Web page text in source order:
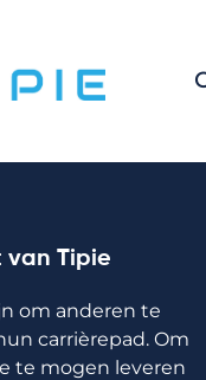
van Tipie
om anderen te
carrièrepad. Om
te mogen leveren